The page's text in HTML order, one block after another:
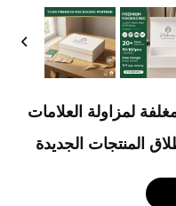
لمزاولة العلامات
المنتجات الجديدة